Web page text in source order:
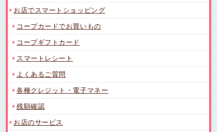
お店でスマートショッピング
コープカードでお買いもの
コープギフトカード
スマートレシート
よくあるご質問
各種クレジット・電子マネー
残額確認
お店のサービス